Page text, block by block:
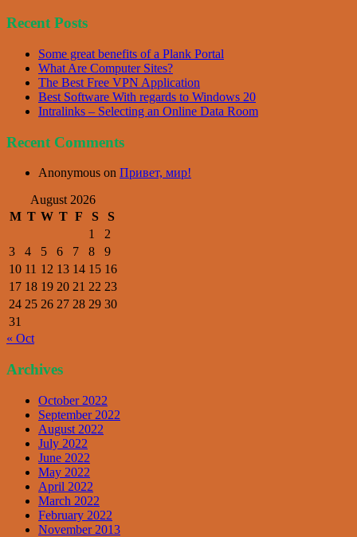
Recent Posts
Some great benefits of a Plank Portal
What Are Computer Sites?
The Best Free VPN Application
Best Software With regards to Windows 20
Intralinks – Selecting an Online Data Room
Recent Comments
Anonymous on Привет, мир!
August 2026
M T W T F S
S
1
2
3
4 5 6 7 8
9
10 11 12 13 14 15 16
17 18 19 20 21 22 23
24 25 26 27 28 29 30
31
« Oct
Archives
October 2022
September 2022
August 2022
July 2022
June 2022
May 2022
April 2022
March 2022
February 2022
November 2013